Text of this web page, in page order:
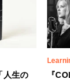
人生の
『